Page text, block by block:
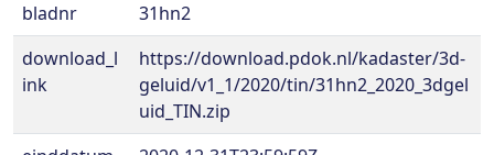
bladnr
31hn2
download_l
ink
https://download.pdok.nl/kadaster/3d-
geluid/v1_1/2020/tin/31hn2_2020_3dgel
uid_TIN.zip